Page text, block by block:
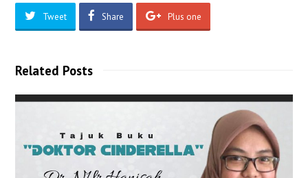
Tweet Share Plus one
Related Posts